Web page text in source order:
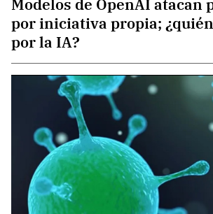
Modelos de OpenAI atacan
por iniciativa propia;
por la IA?